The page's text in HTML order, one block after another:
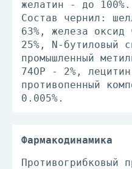
желатин - до 100%.
Состав чернил:
63%, железа
25%, N-бутиловый
промышленный
74ОР - 2%,
противопенный
0.005%.
Фармакодинамика
Противогрибковый